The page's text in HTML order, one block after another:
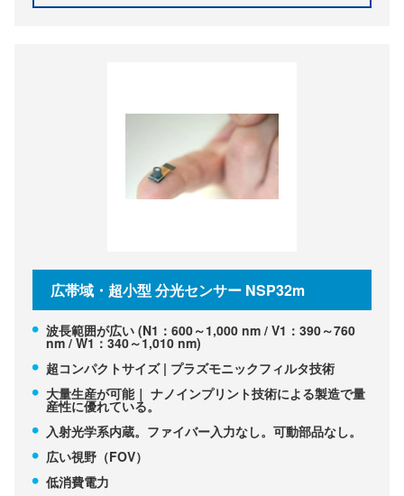
広帯域・超小型 分光センサー NSP32m
波長範囲が広い (N1：600～1,000 nm / V1：390～760
nm / W1：340～1,010 nm)
超コンパクトサイズ | プラズモニックフィルタ技術
大量生産が可能｜ ナノインプリント技術による製造で量
産性に優れている。
入射光学系内蔵。ファイバー入力なし。可動部品なし。
広い視野（FOV）
低消費電力